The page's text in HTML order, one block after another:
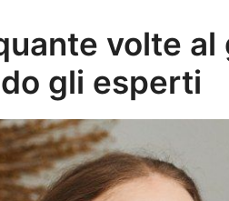
volte
gli esperti